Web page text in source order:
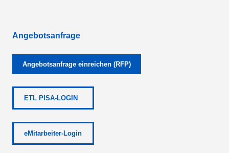
Angebotsanfrage
Angebotsanfrage einreichen (RFP)
ETL PISA-LOGIN
eMitarbeiter-Login